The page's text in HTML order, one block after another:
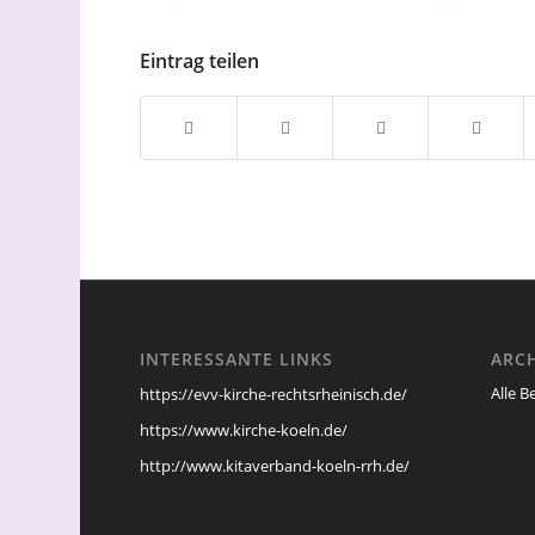
Eintrag teilen
INTERESSANTE LINKS
https://evv-kirche-rechtsrheinisch.de/
https://www.kirche-koeln.de/
http://www.kitaverband-koeln-rrh.de/
Alle